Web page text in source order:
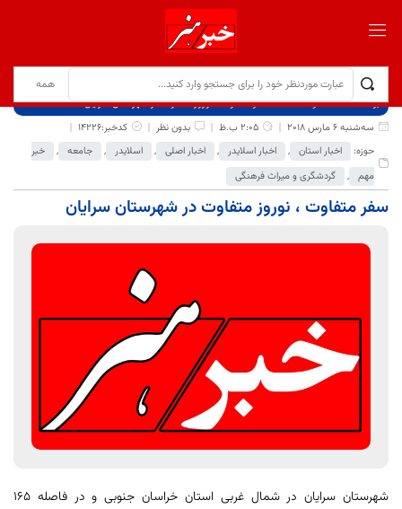
برگ نخست نوشته‌ها
سفر متفاوت ، نوروز متفاوت در شهرستان سرایان
سه‌شنبه 6 مارس 2018
2:05 ب.ظ بدون نظر
کدخبر:14226
حوزه:
اخبار استان , اخبار اسلایدر , اخبار اصلی , اسلایدر , جامعه ,
خبر
مهم , گردشگری و میراث فرهنگی
سفر متفاوت ، نوروز متفاوت در شهرستان سرایان
شهرستان سرایان در شمال غربی استان خراسان جنوبی و در فاصله 165